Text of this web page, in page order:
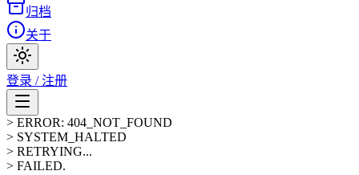
归档
关于
登录 / 注册
> ERROR: 404_NOT_FOUND
> SYSTEM_HALTED
> RETRYING...
> FAILED.